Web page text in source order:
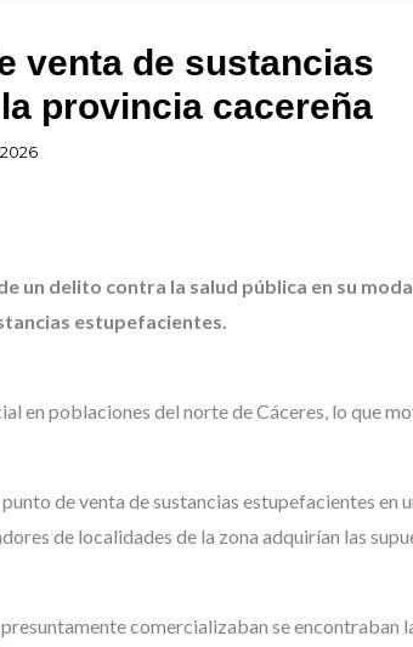
venta de sustancias
provincia cacereña
un delito contra la salud pública en su
estupefacientes.
en poblaciones del norte de Cáceres, lo que
de venta de sustancias estupefacientes en
de localidades de la zona adquirían las
comercializaban se encontraban